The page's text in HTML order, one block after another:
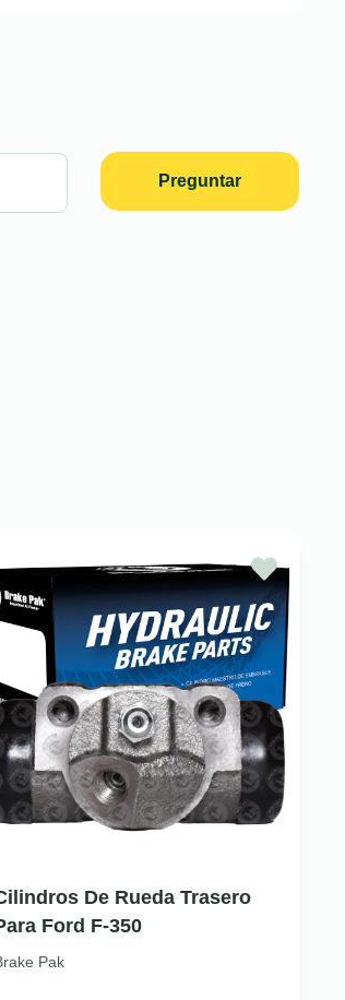
Preguntar
De Rueda Trasero
Ford F-350
Pak